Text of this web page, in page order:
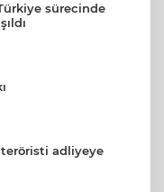
sürecinde
adliyeye